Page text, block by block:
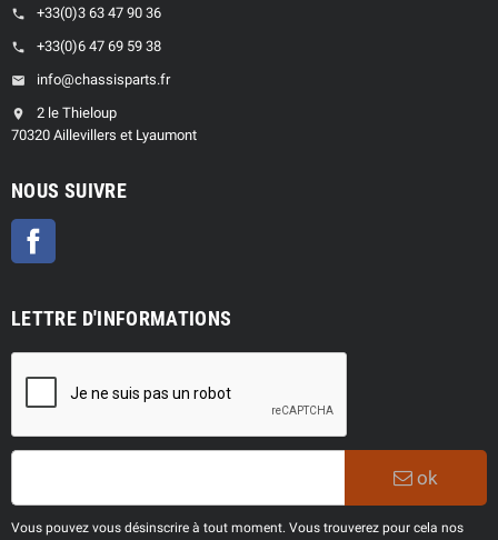
phone +33(0)3 63 47 90 36
phone +33(0)6 47 69 59 38
email info@chassisparts.fr
location_on
2 le Thieloup
70320 Aillevillers et Lyaumont
NOUS SUIVRE
LETTRE D'INFORMATIONS
ok
Vous pouvez vous désinscrire à tout moment. Vous trouverez pour cela nos